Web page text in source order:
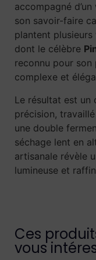
accompagné
son savoir-faire
plantent plusieurs
dont le célèbre
reconnu pour
complexe et
Le résultat est un
précision,
une double
séchage lent en
artisanale révèle
lumineuse et
Ces
vous